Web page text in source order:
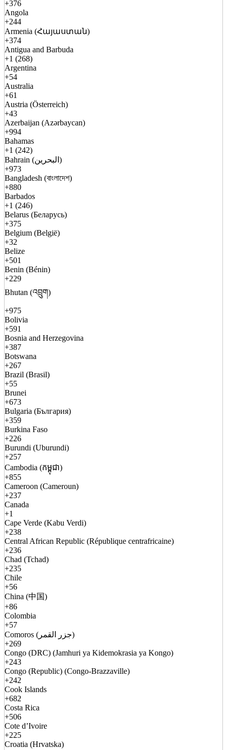
+376
Angola
+244
Armenia (Հայաստան)
+374
Antigua and Barbuda
+1 (268)
Argentina
+54
Australia
+61
Austria (Österreich)
+43
Azerbaijan (Azərbaycan)
+994
Bahamas
+1 (242)
Bahrain (البحرين)
+973
Bangladesh (বাংলাদেশ)
+880
Barbados
+1 (246)
Belarus (Беларусь)
+375
Belgium (België)
+32
Belize
+501
Benin (Bénin)
+229
Bhutan (འབྲུག)
+975
Bolivia
+591
Bosnia and Herzegovina
+387
Botswana
+267
Brazil (Brasil)
+55
Brunei
+673
Bulgaria (България)
+359
Burkina Faso
+226
Burundi (Uburundi)
+257
Cambodia (កម្ពុជា)
+855
Cameroon (Cameroun)
+237
Canada
+1
Cape Verde (Kabu Verdi)
+238
Central African Republic (République centrafricaine)
+236
Chad (Tchad)
+235
Chile
+56
China (中国)
+86
Colombia
+57
Comoros (جزر القمر)
+269
Congo (DRC) (Jamhuri ya Kidemokrasia ya Kongo)
+243
Congo (Republic) (Congo-Brazzaville)
+242
Cook Islands
+682
Costa Rica
+506
Cote d’Ivoire
+225
Croatia (Hrvatska)